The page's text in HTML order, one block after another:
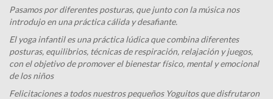
Pasamos por diferentes posturas, que junto con la música nos
introdujo en una práctica cálida y desafiante.
El yoga infantil es una práctica lúdica que combina diferentes
posturas, equilibrios, técnicas de respiración, relajación y juegos,
con el objetivo de promover el bienestar físico, mental y emocional
de los niños
Felicitaciones a todos nuestros pequeños Yoguitos que disfrutaron